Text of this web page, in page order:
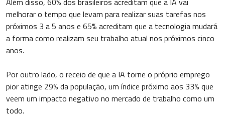
melhorar o tempo que levam para realizar suas tarefas nos
próximos 3 a 5 anos e 65% acreditam que a tecnologia mudará
a forma como realizam seu trabalho atual nos próximos cinco
anos.
Por outro lado, o receio de que a IA torne o próprio emprego
pior atinge 29% da população, um índice próximo aos 33% que
veem um impacto negativo no mercado de trabalho como um
todo.